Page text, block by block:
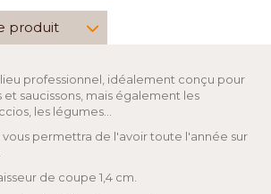
produit
professionnel, idéalement conçu pour
saucissons, mais également les
les légumes...
permettra de l'avoir toute l'année sur
de coupe 1,4 cm.